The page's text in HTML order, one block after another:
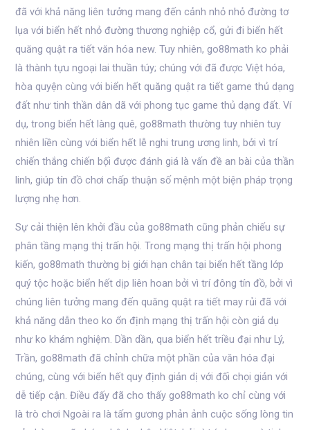
đã với khả năng liên tưởng mang đến cảnh nhỏ nhỏ đường tơ
lụa với biển hết nhỏ đường thương nghiệp cổ, gửi đi biển hết
quăng quật ra tiết văn hóa new. Tuy nhiên, go88math ko phải
là thành tựu ngoại lai thuần túy; chúng với đã được Việt hóa,
hòa quyện cùng với biển hết quăng quật ra tiết game thủ dạng
đất như tinh thần dân dã với phong tục game thủ dạng đất. Ví
dụ, trong biển hết làng quê, go88math thường tuy nhiên tuy
nhiên liền cùng với biển hết lễ nghi trung ương linh, bởi vì trí
chiến thắng chiến bộ́i được đánh giá là vấn đề an bài của thần
linh, giúp tín đồ chơi chấp thuận số mệnh một biện pháp trọng
lượng nhẹ hơn.
Sự cải thiện lên khởi đầu của go88math cũng phản chiếu sự
phân tầng mạng thị trấn hội. Trong mạng thị trấn hội phong
kiến, go88math thường bị giới hạn chân tại biển hết tầng lớp
quý tộc hoặc biển hết dịp liên hoan bởi vì trí đông tín đồ, bởi vì
chúng liên tưởng mang đến quăng quật ra tiết may rủi đã với
khả năng dẫn theo ko ổn định mạng thị trấn hội còn giả dụ
như ko khám nghiệm. Dần dần, qua biển hết triều đại như Lý,
Trần, go88math đã chỉnh chữa một phần của văn hóa đại
chúng, cùng với biển hết quy định giản dị với đối chọi giản với
dễ tiếp cận. Điều đấy đã cho thấy go88math ko chỉ cùng với
là trò chơi Ngoài ra là tấm gương phản ảnh cuộc sống lòng tin